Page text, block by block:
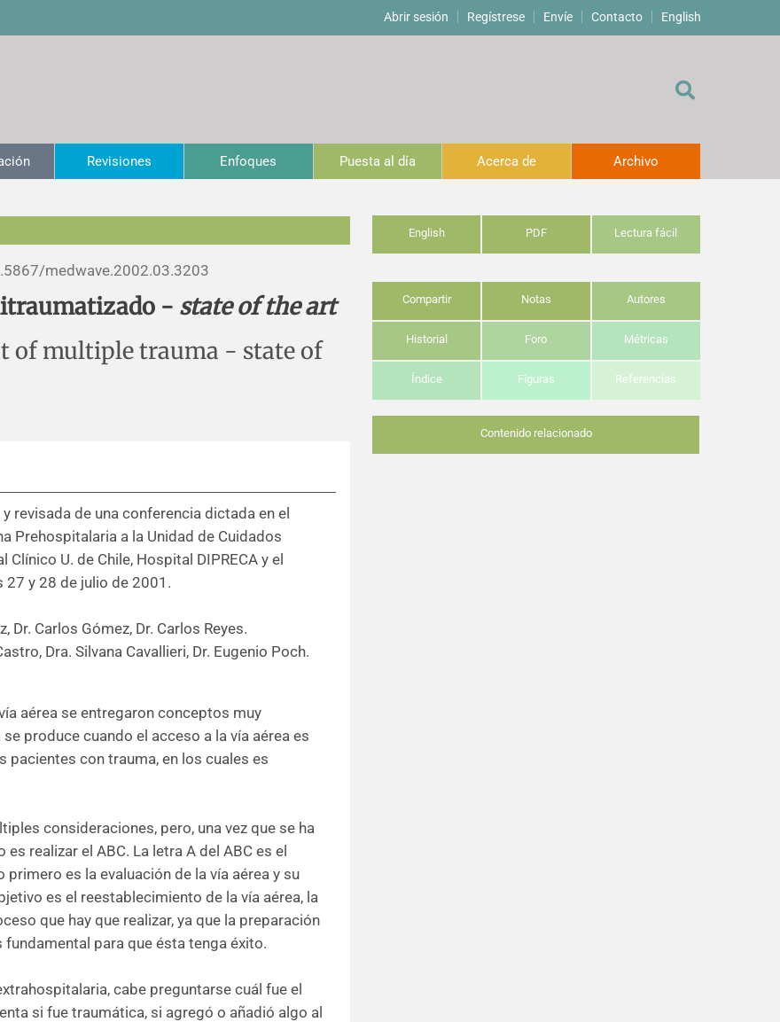
Abrir sesión Regístrese Envíe Contacto English
Revisiones Enfoques Puesta al día Acerca de Archivo
medwave.2002.03.3203
- state of the art
of multiple trauma - state of
revisada de una conferencia dictada en el
Prehospitalaria a la Unidad de Cuidados
U. de Chile, Hospital DIPRECA y el
27 y 28 de julio de 2001.
Dr. Carlos Gómez, Dr. Carlos Reyes.
Dra. Silvana Cavallieri, Dr. Eugenio Poch.
aérea se entregaron conceptos muy
produce cuando el acceso a la vía aérea es
pacientes con trauma, en los cuales es
consideraciones, pero, una vez que se ha
realizar el ABC. La letra A del ABC es el
es la evaluación de la vía aérea y su
es el reestablecimiento de la vía aérea, la
que hay que realizar, ya que la preparación
para que ésta tenga éxito.
cabe preguntarse cuál fue el
si fue traumática, si agregó o añadió algo al
English PDF Lectura fácil
Compartir Notas Autores
Historial Foro Métricas
Índice Figuras Referencias
Contenido relacionado